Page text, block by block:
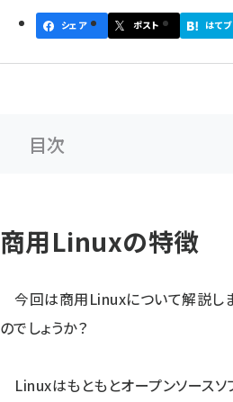
シェア ポスト はてブ
目次
商用Linuxの特徴
今回は商用Linuxについて解説し
のでしょうか？
Linuxはもともとオープンソースソ